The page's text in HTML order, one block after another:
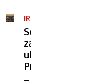
IRENA
TIHEC
Sojenje
za
uboj:
Priče
o